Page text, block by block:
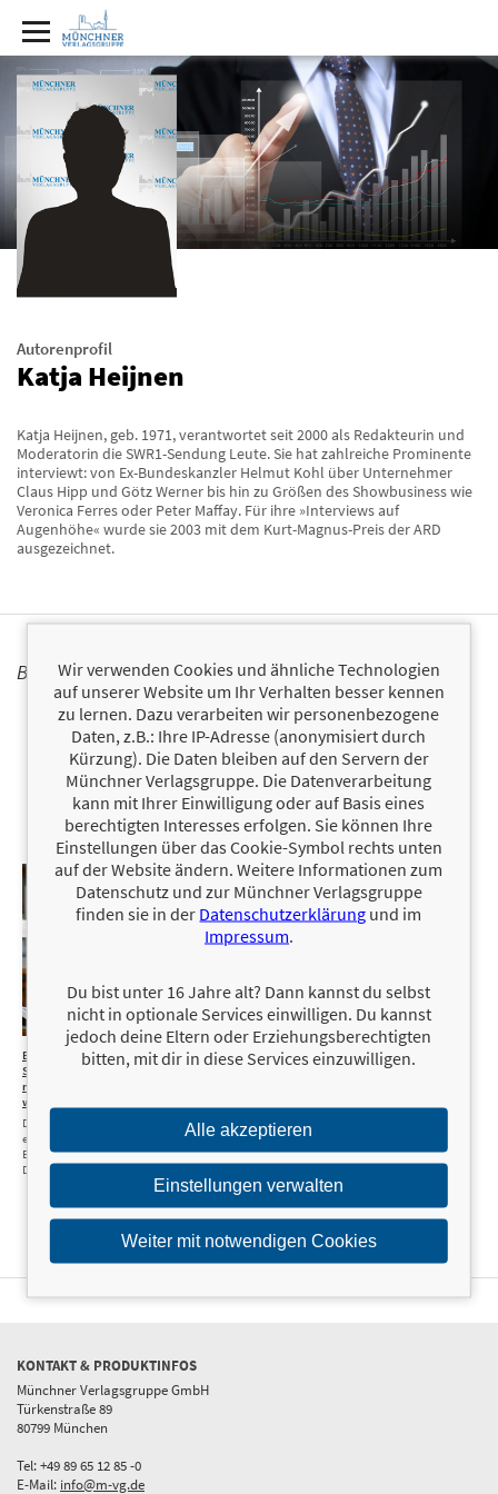
Autorenprofil
Katja Heijnen
Katja Heijnen, geb. 1971, verantwortet seit 2000 als Redakteurin und
Moderatorin die SWR1-Sendung Leute. Sie hat zahlreiche Prominente
interviewt: von Ex-Bundeskanzler Helmut Kohl über Unternehmer
Claus Hipp und Götz Werner bis hin zu Größen des Showbusiness wie
Veronica Ferres oder Peter Maffay. Für ihre »Interviews auf
Augenhöhe« wurde sie 2003 mit dem Kurt-Magnus-Preis der ARD
ausgezeichnet.
BÜCHER
22,99 €
Beate
Sander - Wie
man reich und weise
wird
Die Biografie der
erfolgreichsten
Börsenexpertin
Deutschlands
KONTAKT & PRODUKTINFOS
Münchner Verlagsgruppe GmbH
Türkenstraße 89
80799 München
Tel: +49 89 65 12 85 -0
E-Mail: info@m-vg.de
Wir verwenden Cookies und ähnliche Technologien
auf unserer Website um Ihr Verhalten besser kennen
zu lernen. Dazu verarbeiten wir personenbezogene
Daten, z.B.: Ihre IP-Adresse (anonymisiert durch
Kürzung). Die Daten bleiben auf den Servern der
Münchner Verlagsgruppe. Die Datenverarbeitung
kann mit Ihrer Einwilligung oder auf Basis eines
berechtigten Interesses erfolgen. Sie können Ihre
Einstellungen über das Cookie-Symbol rechts unten
auf der Website ändern. Weitere Informationen zum
Datenschutz und zur Münchner Verlagsgruppe
finden sie in der Datenschutzerklärung und im
Impressum.
Du bist unter 16 Jahre alt? Dann kannst du selbst
nicht in optionale Services einwilligen. Du kannst
jedoch deine Eltern oder Erziehungsberechtigten
bitten, mit dir in diese Services einzuwilligen.
Alle akzeptieren
Einstellungen verwalten
Weiter mit notwendigen Cookies